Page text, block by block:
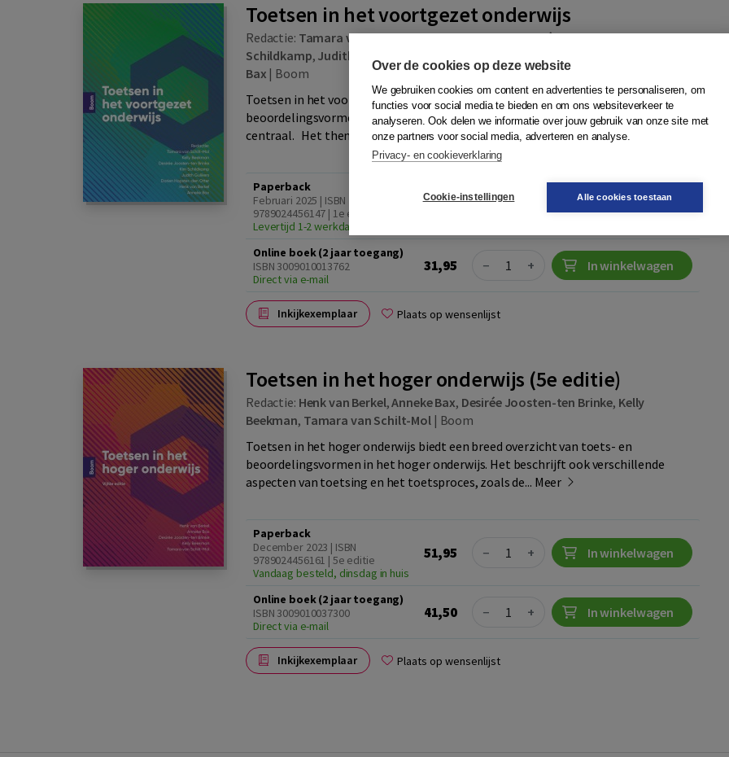
Toetsen in het voortgezet onderwijs
Redactie: Tamara van Schilt-Mol,Kelly Beekman,Desirée Joosten-ten Brinke,Kim
Schildkamp, Judith Gulikers
Bax | Boom
Toetsen in het voortgezet onderwijs biedt een breed overzicht van toets- en
beoordelingsvormen in het voortgezet onderwijs. In het boek staan zes thema’s
centraal. Het thema functies van toet...Meer
Paperback
Februari 2025 | ISBN
9789024456147 | 1e editie
Levertijd 1-2 werkdagen
39,95 Quantity
−
Online boek (2 jaar toegang)
ISBN 3009010013762
Direct via e-mail
31,95 Quantity
− + In winkelwagen
Inkijkexemplaar Plaats op wensenlijst
Toetsen in het hoger onderwijs (5e editie)
Redactie: Henk van Berkel,Anneke Bax, Desirée Joosten-ten Brinke, Kelly
Beekman, Tamara van Schilt-Mol| Boom
Toetsen in het hoger onderwijs biedt een breed overzicht van toets- en
beoordelingsvormen in het hoger onderwijs. Het beschrijft ook verschillende
aspecten van toetsing en het toetsproces, zoals de... Meer
Paperback
December 2023 | ISBN
9789024456161 | 5e editie
Vandaag besteld, dinsdag in huis
51,95 Quantity
− + In winkelwagen
Online boek (2 jaar toegang)
ISBN 3009010037300
Direct via e-mail
41,50 Quantity
− + In winkelwagen
Inkijkexemplaar Plaats op wensenlijst
Over de cookies op deze website
We gebruiken cookies om content en advertenties te personaliseren, om
functies voor social media te bieden en om ons websiteverkeer te
analyseren. Ook delen we informatie over jouw gebruik van onze site met
onze partners voor social media, adverteren en analyse.
Privacy- en cookieverklaring
Cookie-instellingen Alle cookies toestaan